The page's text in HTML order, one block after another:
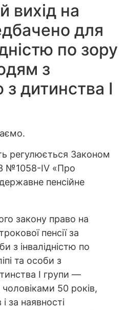
вихід на
для
по зору
з
з дитинства I
регулюється Законом
№1058-IV «Про
пенсійне
закону право на
пенсії за
з інвалідністю по
та особи з
I групи —
чоловіками 50 років,
за наявності